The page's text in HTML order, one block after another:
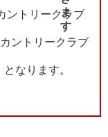
ントリークラブ
トリークラブ
なります。